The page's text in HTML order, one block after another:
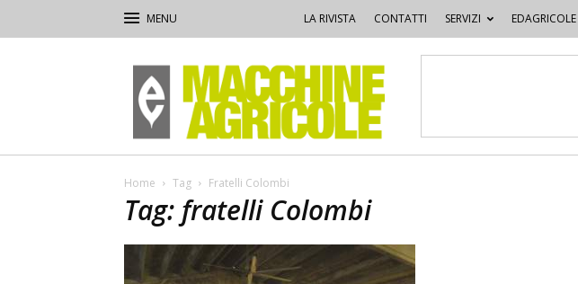
LA RIVISTA CONTATTI SERVIZI EDAGRICOLE
Macchine
Agricole
Home Tag Fratelli Colombi
Tag: fratelli Colombi